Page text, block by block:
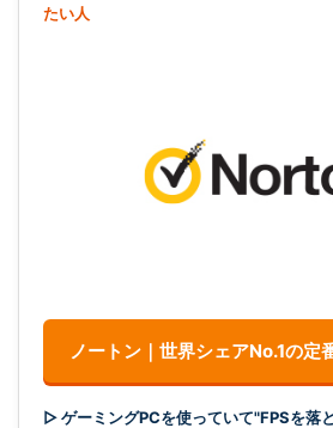
たい人
ノートン｜世界シェアNo.1の定
▷ ゲーミングPCを使っていて"FPSを落